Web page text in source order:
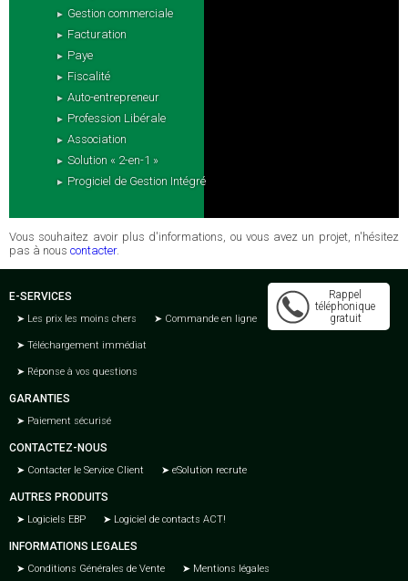
Gestion commerciale
Facturation
Paye
Fiscalité
Auto-entrepreneur
Profession Libérale
Association
Solution « 2-en-1 »
Progiciel de Gestion Intégré
Vous souhaitez avoir plus d'informations, ou vous avez un projet, n'hésitez
pas à nous contacter.
Rappel
téléphonique
gratuit
E-SERVICES
Les prix les moins chers Commande en ligne
Téléchargement immédiat
Réponse à vos questions
GARANTIES
Paiement sécurisé
CONTACTEZ-NOUS
Contacter le Service Client eSolution recrute
AUTRES PRODUITS
Logiciels EBP Logiciel de contacts ACT!
INFORMATIONS LEGALES
Conditions Générales de Vente Mentions légales